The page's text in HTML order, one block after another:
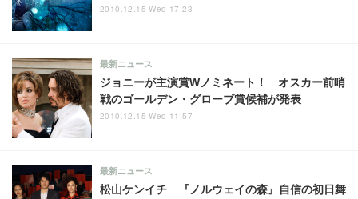
2010.12.15 Wed 17:23
ジョニーが主演賞Wノミネート！ オスカー前哨
戦のゴールデン・グローブ賞候補が発表
最新ニュース
2010.12.15 Wed 11:57
松山ケンイチ 『ノルウェイの森』自信の初日舞
最新ニュース